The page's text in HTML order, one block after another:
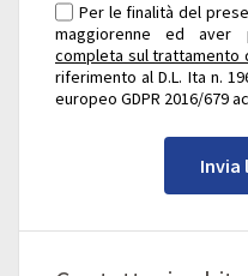
Per le finalità del
maggiorenne ed aver
completa sul trattamento
riferimento al D.L. Ita n.
europeo GDPR 2016/679
Invia